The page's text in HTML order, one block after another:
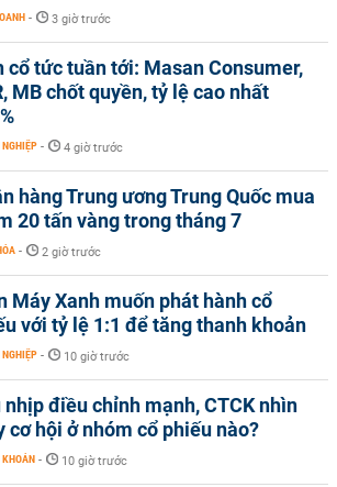
- 3 giờ trước
cổ tức tuần tới: Masan Consumer,
MB chốt quyền, tỷ lệ cao nhất
NGHIỆP - 4 giờ trước
hàng Trung ương Trung Quốc mua
20 tấn vàng trong tháng 7
- 2 giờ trước
Máy Xanh muốn phát hành cổ
với tỷ lệ 1:1 để tăng thanh khoản
NGHIỆP - 10 giờ trước
nhịp điều chỉnh mạnh, CTCK nhìn
cơ hội ở nhóm cổ phiếu nào?
KHOÁN - 10 giờ trước